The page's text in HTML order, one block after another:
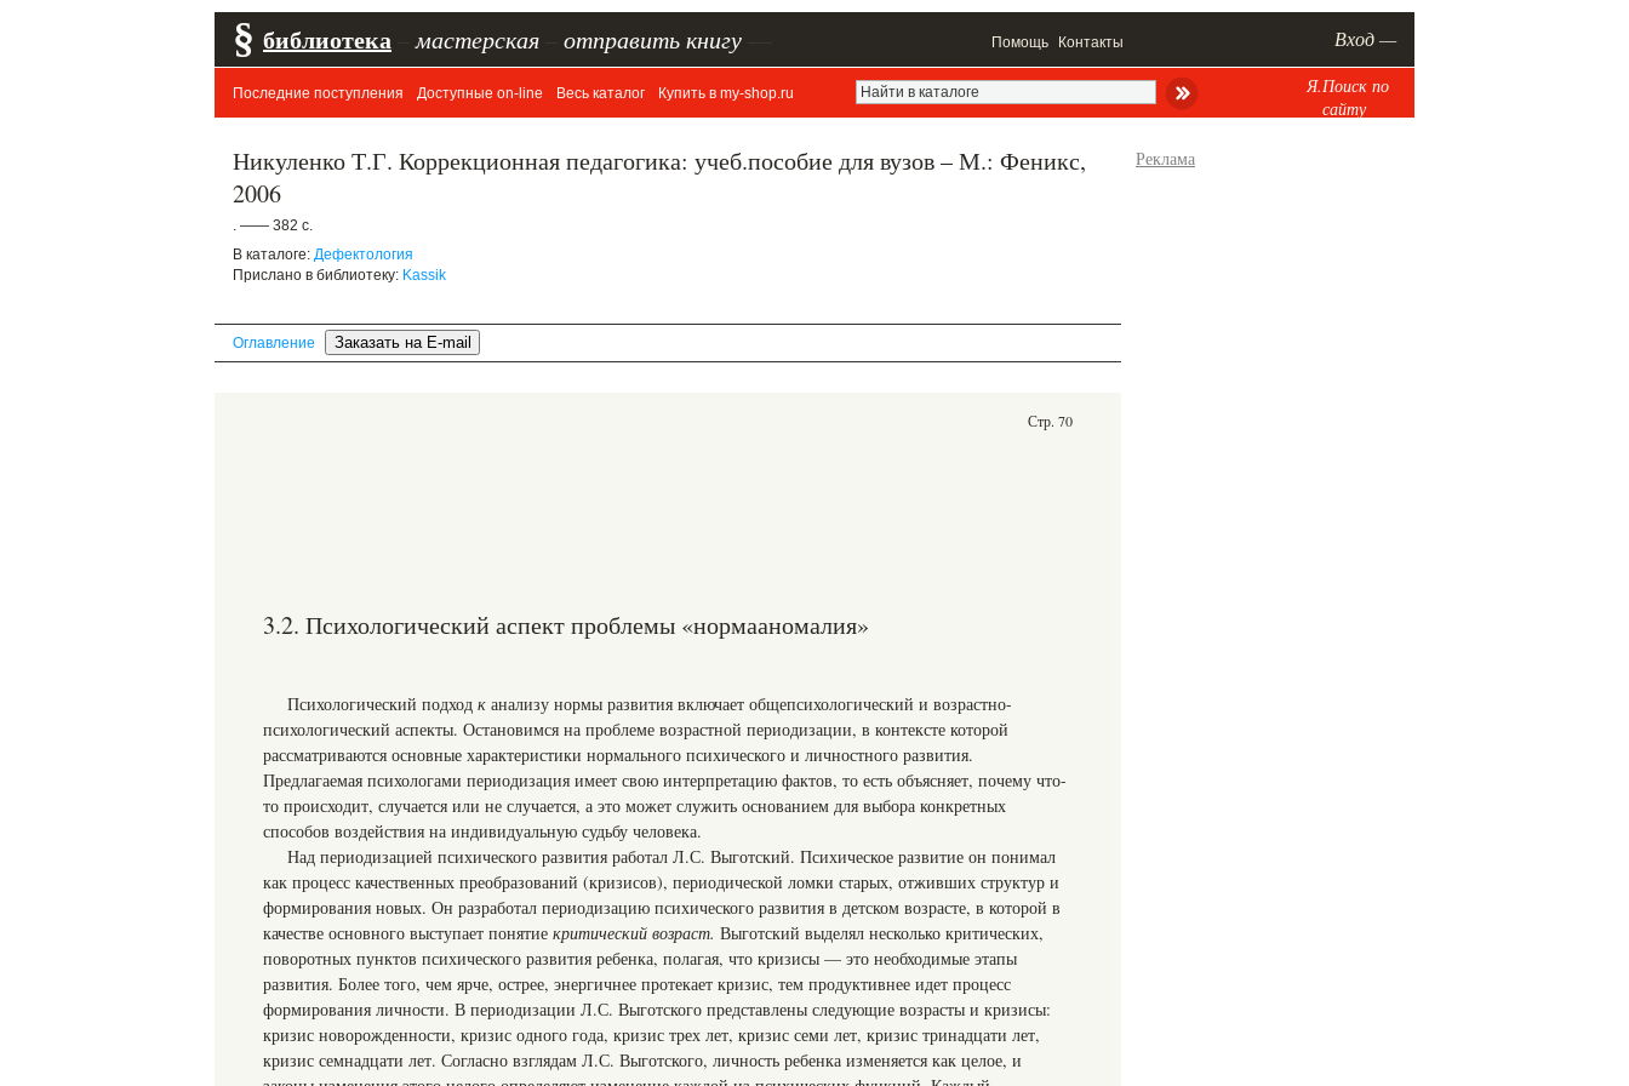
§ библиотека мастерская отправить книгу Помощь Контакты Вход —
Последние поступления Доступные on-line Весь каталог Купить в my-shop.ru
Я.Поиск по
сайту
Никуленко Т.Г. Коррекционная педагогика: учеб.пособие для вузов – М.: Феникс,
2006
. —— 382 с.
В каталоге: Дефектология
Прислано в библиотеку: Kassik
Оглавление
Стр. 70
3.2. Психологический аспект проблемы «нормааномалия»
Психологический подход к анализу нормы развития включает общепсихологический и возрастно-
психологический аспекты. Остановимся на проблеме возрастной периодизации, в контексте которой
рассматриваются основные характеристики нормального психического и личностного развития.
Предлагаемая психологами периодизация имеет свою интерпретацию фактов, то есть объясняет, почему что-
то происходит, случается или не случается, а это может служить основанием для выбора конкретных
способов воздействия на индивидуальную судьбу человека.
Над периодизацией психического развития работал Л.С. Выготский. Психическое развитие он понимал
как процесс качественных преобразований (кризисов), периодической ломки старых, отживших структур и
формирования новых. Он разработал периодизацию психического развития в детском возрасте, в которой в
качестве основного выступает понятие критический возраст. Выготский выделял несколько критических,
поворотных пунктов психического развития ребенка, полагая, что кризисы — это необходимые этапы
развития. Более того, чем ярче, острее, энергичнее протекает кризис, тем продуктивнее идет процесс
формирования личности. В периодизации Л.С. Выготского представлены следующие возрасты и кризисы:
кризис новорожденности, кризис одного года, кризис трех лет, кризис семи лет, кризис тринадцати лет,
кризис семнадцати лет. Согласно взглядам Л.С. Выготского, личность ребенка изменяется как целое, и
Реклама